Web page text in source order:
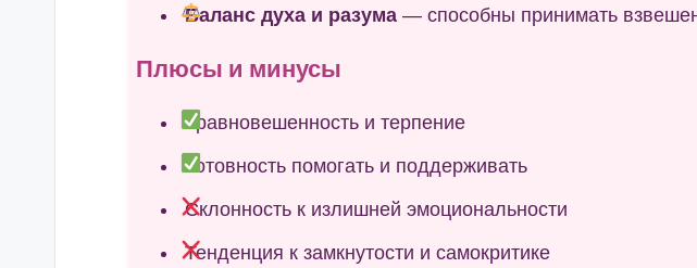
Баланс духа и разума — способны принимать
Плюсы и минусы
Уравновешенность и терпение
Готовность помогать и поддерживать
Склонность к излишней эмоциональности
Тенденция к замкнутости и самокритике